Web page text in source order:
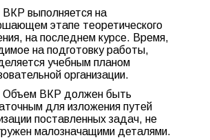
ВКР выполняется на
этапе теоретического
на последнем курсе. Время,
на подготовку работы,
учебным планом
организации.
Объем ВКР должен быть
для изложения путей
поставленных задач, не
малозначащими деталями.